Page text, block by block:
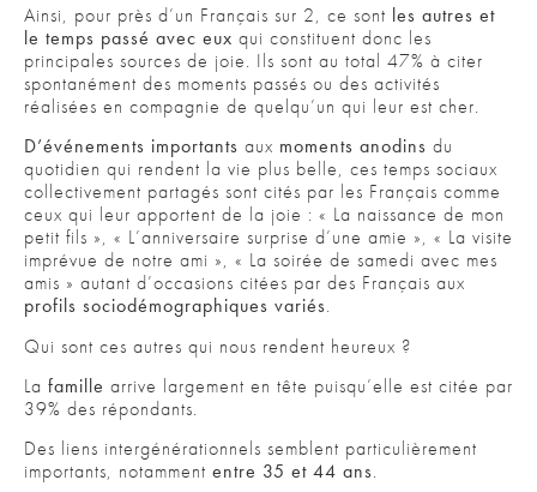
Ainsi, pour près d’un Français sur 2, ce sont les autres et
le temps passé avec eux qui constituent donc les
principales sources de joie. Ils sont au total 47% à citer
spontanément des moments passés ou des activités
réalisées en compagnie de quelqu’un qui leur est cher.
D’événements importants aux moments anodins du
quotidien qui rendent la vie plus belle, ces temps sociaux
collectivement partagés sont cités par les Français comme
ceux qui leur apportent de la joie : « La naissance de mon
petit fils », « L’anniversaire surprise d’une amie », « La visite
imprévue de notre ami », « La soirée de samedi avec mes
amis » autant d’occasions citées par des Français aux
profils sociodémographiques variés.
Qui sont ces autres qui nous rendent heureux ?
La famille arrive largement en tête puisqu’elle est citée par
39% des répondants.
Des liens intergénérationnels semblent particulièrement
importants, notamment entre 35 et 44 ans.